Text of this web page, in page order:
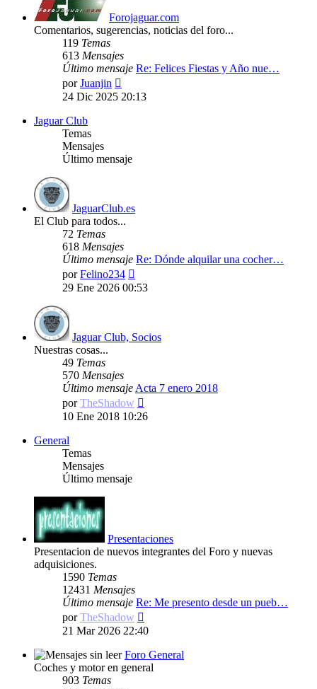
Forojaguar.com
Comentarios, sugerencias, noticias del foro...
119 Temas
613 Mensajes
Último mensaje Re: Felices Fiestas y Año nue…
porJuanjin
último
24 Dic 2025 20:13
Jaguar Club
Temas
Mensajes
Último mensaje
JaguarClub.es
El Club para todos...
72 Temas
618 Mensajes
Último mensaje Re: Dónde alquilar una cocher…
porFelino234
último
29 Ene 2026 00:53
Jaguar Club, Socios
Nuestras cosas...
49 Temas
570 Mensajes
Último mensajeActa 7 enero 2018
porTheShadow
último
10 Ene 2018 10:26
General
Temas
Mensajes
Último mensaje
Presentaciones
Presentacion de nuevos integrantes del Foro y nuevas
adquisiciones.
1590 Temas
12431 Mensajes
Último mensaje Re: Me presento desde un pueb…
porTheShadow
último
21 Mar 2026 22:40
Foro General
Coches y motor en general
903 Temas